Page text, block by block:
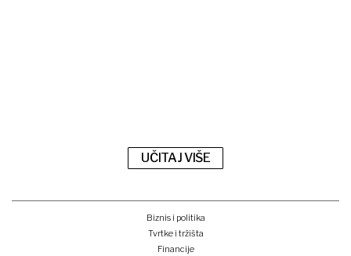
UČITAJ VIŠE
Biznis i politika
Tvrtke i tržišta
Financije